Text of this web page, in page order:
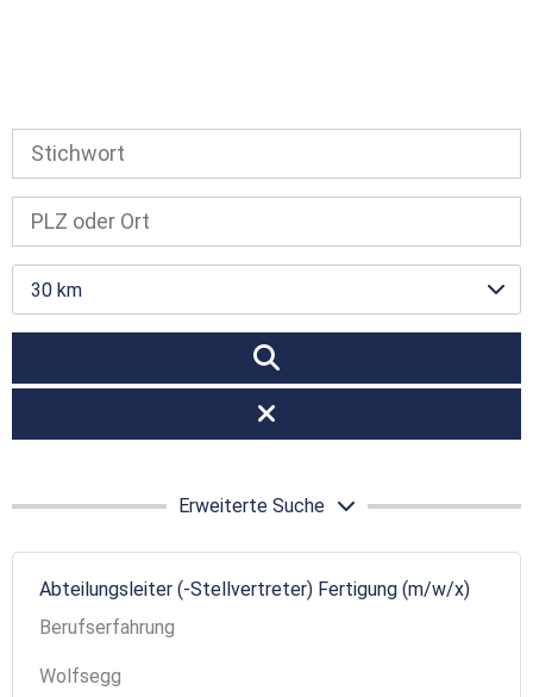
30 km
Erweiterte Suche
Abteilungsleiter (-Stellvertreter) Fertigung (m/w/x)
Berufserfahrung
Wolfsegg